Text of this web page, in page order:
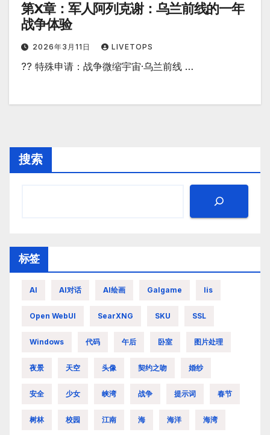
第X章：军人阿列克谢：乌兰前线的一年
战争体验
2026年3月11日 LIVETOPS
?? 特殊申请：战争微缩宇宙·乌兰前线 …
搜索
标签
AI AI对话 AI绘画 Galgame Iis
Open WebUI SearXNG SKU SSL
Windows 代码 午后 卧室 图片处理
夜景 天空 头像 契约之吻 婚纱
安全 少女 峡湾 战争 提示词 春节
树林 校园 江南 海 海洋 海湾